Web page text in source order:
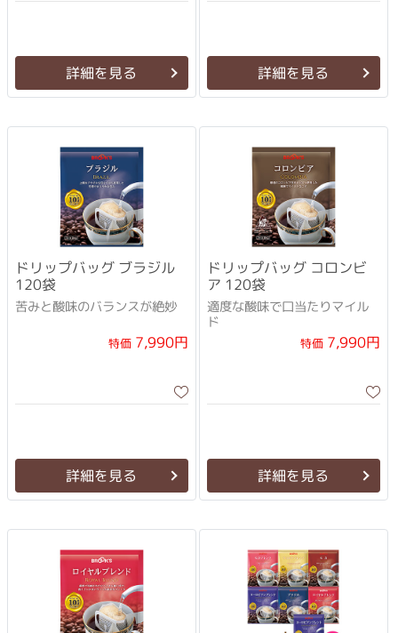
詳細を見る 詳細を見る
ドリップバッグ ブラジル
120袋
苦みと酸味のバランスが絶妙
特価7,990円
詳細を見る
ドリップバッグ コロンビ
ア 120袋
適度な酸味で口当たりマイル
ド
特価7,990円
詳細を見る